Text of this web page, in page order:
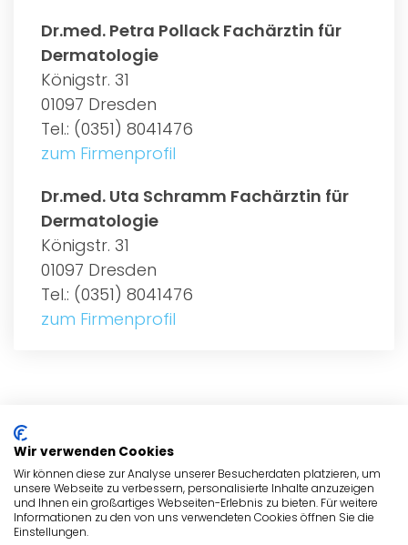
Dr.med. Petra Pollack Fachärztin für
Dermatologie
Königstr. 31
01097 Dresden
Tel.: (0351) 8041476
zum Firmenprofil
Dr.med. Uta Schramm Fachärztin für
Dermatologie
Königstr. 31
01097 Dresden
Tel.: (0351) 8041476
zum Firmenprofil
ALLGEMEIN
HAUTÄRZTE
HAUTÄRZTE
Wir verwenden Cookies
Wir können diese zur Analyse unserer Besucherdaten platzieren, um
unsere Webseite zu verbessern, personalisierte Inhalte anzuzeigen
und Ihnen ein großartiges Webseiten-Erlebnis zu bieten. Für weitere
Informationen zu den von uns verwendeten Cookies öffnen Sie die
Einstellungen.